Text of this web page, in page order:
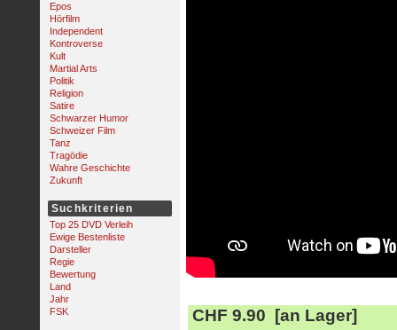
Epos
Hörfilm
Independent
Kontroverse
Kult
Martial Arts
Politik
Religion
Satire
Schwarzer Humor
Schweizer Film
Tanz
Tragödie
Wahre Geschichte
Zukunft
Suchkriterien
Top 25 DVD Verleih
Ewige Bestenliste
Darsteller
Regie
Bewertung
Land
Jahr
FSK
CHF 9.90 [an Lager]